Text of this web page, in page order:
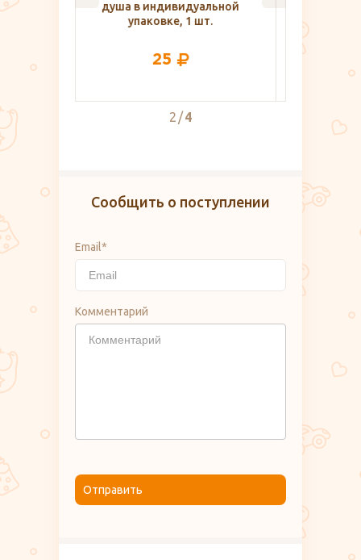
2637 VivaMama, бежевый
меланж
790
2 4
Сообщить о поступлении
Email*
Комментарий
Отправить